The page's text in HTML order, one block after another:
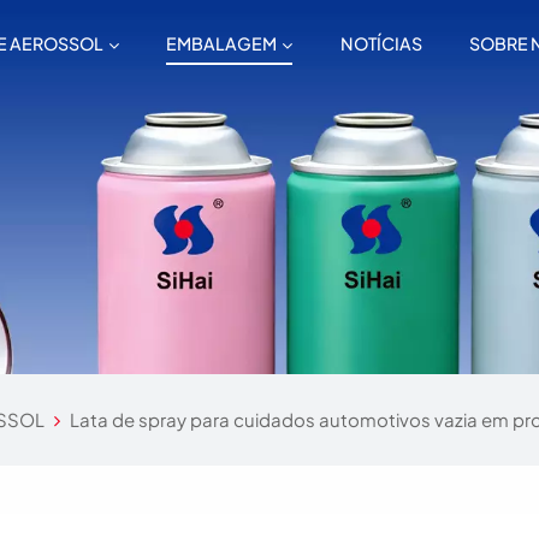
AEROSSOL EMBALAGEM NOTÍCIAS SOBRE
Lata de spray para cuidados automotivos vazia em